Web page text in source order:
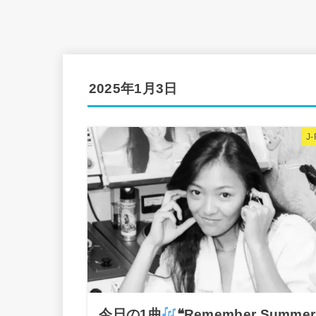
2025年1月3日
J-